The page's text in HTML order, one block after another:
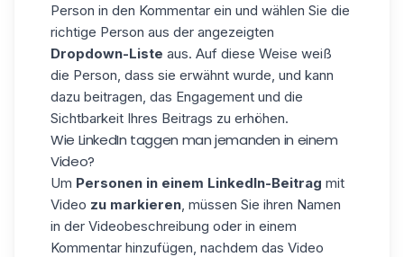
Person in den Kommentar ein und wählen Sie die
richtige Person aus der angezeigten
Dropdown-Liste aus. Auf diese Weise weiß
die Person, dass sie erwähnt wurde, und kann
dazu beitragen, das Engagement und die
Sichtbarkeit Ihres Beitrags zu erhöhen.
Wie LinkedIn taggen man jemanden in einem
Video?
Um Personen in einem LinkedIn-Beitrag mit
Video zu markieren , müssen Sie ihren Namen
in der Videobeschreibung oder in einem
Kommentar hinzufügen, nachdem das Video